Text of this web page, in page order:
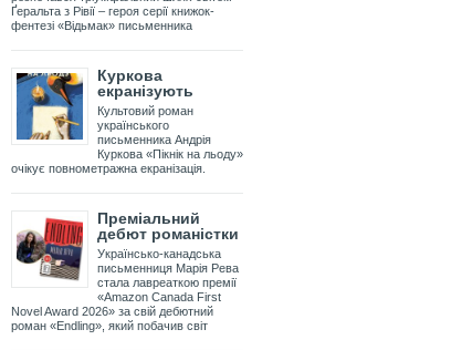
Ґеральта з Рівії – героя серії книжок-
фентезі «Відьмак» письменника
Куркова
екранізують
Культовий роман
українського
письменника Андрія
Куркова «Пікнік на льоду»
очікує повнометражна екранізація.
Преміальний
дебют романістки
Українсько-канадська
письменниця Марія Рева
стала лавреаткою премії
«Amazon Canada First
Novel Award 2026» за свій дебютний
роман «Endling», який побачив світ